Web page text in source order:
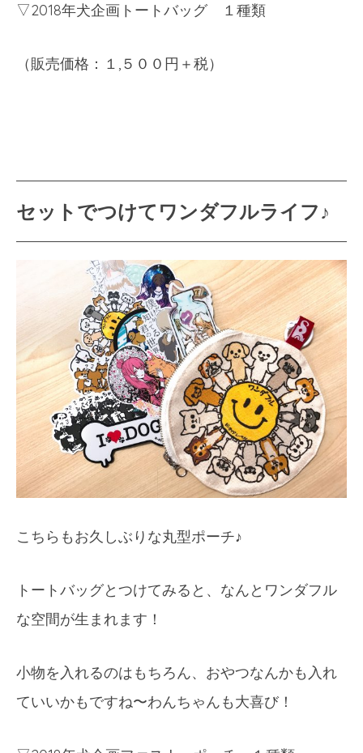
▽2018年犬企画トートバッグ １種類
（販売価格：１,５００円＋税）
セットでつけてワンダフルライフ♪
こちらもお久しぶりな丸型ポーチ♪
トートバッグとつけてみると、なんとワンダフル
な空間が生まれます！
小物を入れるのはもちろん、おやつなんかも入れ
ていいかもですね〜わんちゃんも大喜び！